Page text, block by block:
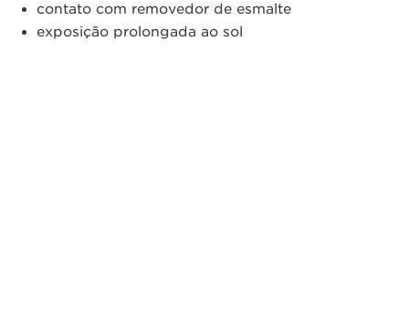
contato com removedor de esmalte
exposição prolongada ao sol